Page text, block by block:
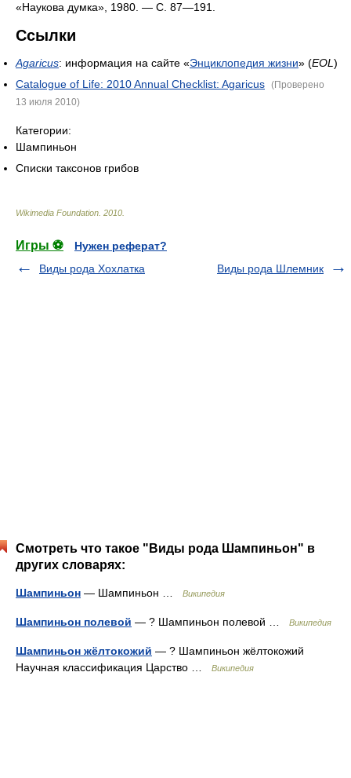
«Наукова думка», 1980. — С. 87—191.
Ссылки
Agaricus: информация на сайте «Энциклопедия жизни» (EOL )
Catalogue of Life: 2010 Annual Checklist: Agaricus (Проверено
13 июля 2010)
Категории:
Шампиньон
Списки таксонов грибов
Wikimedia Foundation 2010
Игры ⚽
Нужен реферат?
Виды рода Хохлатка
Виды рода Шлемник
Смотреть что такое "Виды рода Шампиньон" в
других словарях:
Шампиньон — Шампиньон … Википедия
Шампиньон полевой — ? Шампиньон полевой … Википедия
Шампиньон жёлтокожий — ? Шампиньон жёлтокожий
Научная классификация Царство …
Википедия